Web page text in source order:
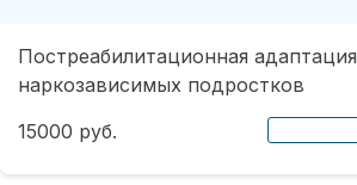
Постреабилитационная адаптация
наркозависимых подростков
15000 руб.